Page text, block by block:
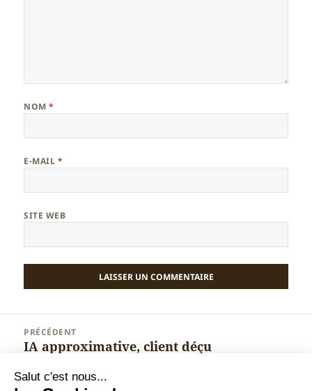
NOM*
E-MAIL *
SITE WEB
l’article
PRÉCÉDENT
Article
IA approximative, client déçu
Salut c'est nous...